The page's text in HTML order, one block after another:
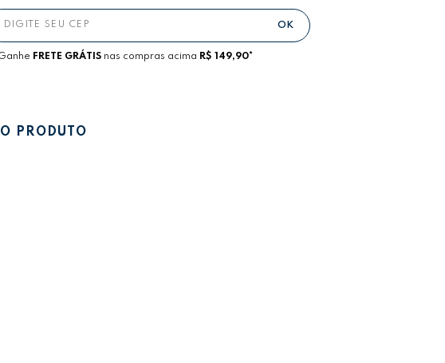
FRETE GRÁTISnas compras acima R$ 149,90*
PRODUTO